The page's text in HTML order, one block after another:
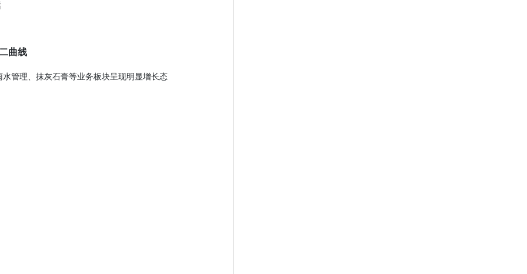
曲线
管理、抹灰石膏等业务板块呈现明显增长态